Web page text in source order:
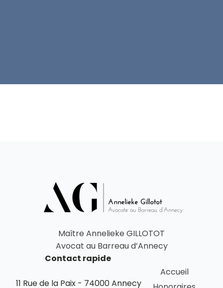
Maître Annelieke GILLOTOT
Avocat au Barreau d’Annecy
Contact rapide
11 Rue de la Paix - 74000 Annecy
Accueil